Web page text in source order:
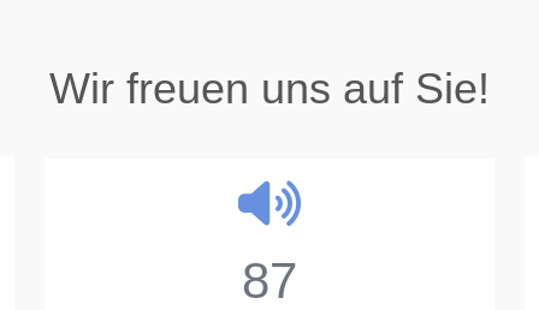
Wir freuen uns auf Sie!
87